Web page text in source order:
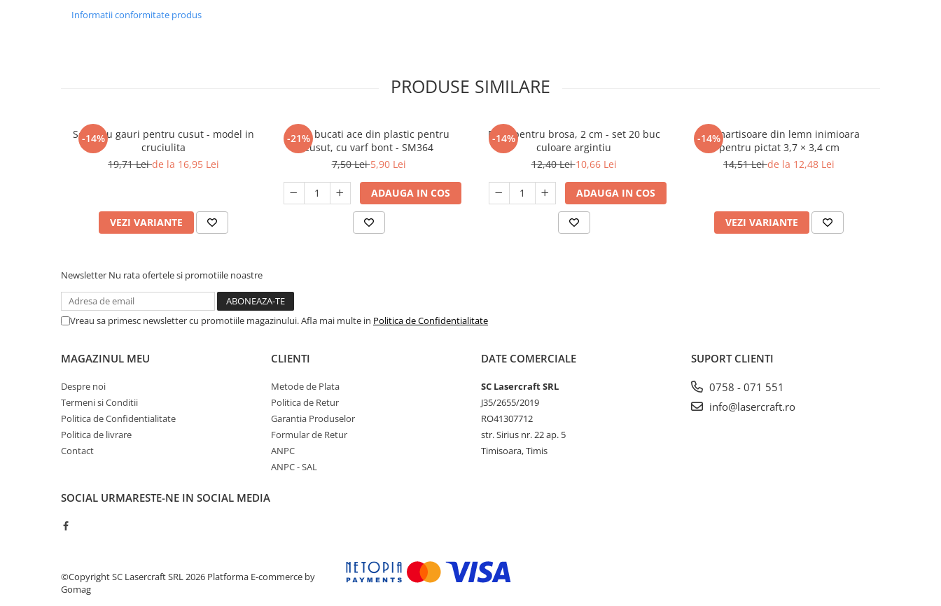
Informatii conformitate produs
PRODUSE SIMILARE
-14%
Set Ie cu gauri pentru cusut - model in
cruciulita
19,71 Leide la 16,95 Lei
VEZI VARIANTE
-21%
Set 5 bucati ace din plastic pentru
cusut, cu varf bont - SM364
7,50 Lei5,90 Lei
ADAUGA IN COS
-14%
Baze pentru brosa, 2 cm - set 20 buc
culoare argintiu
12,40 Lei10,66 Lei
ADAUGA IN COS
-14%
Set martisoare din lemn inimioara
pentru pictat 3,7 × 3,4 cm
14,51 Leide la 12,48 Lei
VEZI VARIANTE
Newsletter Nu rata ofertele si promotiile noastre
Vreau sa primesc newsletter cu promotiile magazinului. Afla mai multe in Politica de Confidentialitate
MAGAZINUL MEU
Despre noi
Termeni si Conditii
Politica de Confidentialitate
Politica de livrare
Contact
CLIENTI
Metode de Plata
Politica de Retur
Garantia Produselor
Formular de Retur
ANPC
ANPC - SAL
DATE COMERCIALE
SC Lasercraft SRL
J35/2655/2019
RO41307712
str. Sirius nr. 22 ap. 5
Timisoara, Timis
SUPORT CLIENTI
0758 - 071 551
info@lasercraft.ro
SOCIAL URMARESTE-NE IN SOCIAL MEDIA
©Copyright SC Lasercraft SRL 2026 Platforma E-commerce by
Gomag